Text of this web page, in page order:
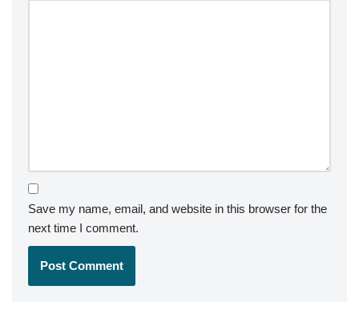
Save my name, email, and website in this browser for the
next time I comment.